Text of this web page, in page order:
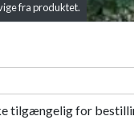
fra produktet.
tilgængelig for